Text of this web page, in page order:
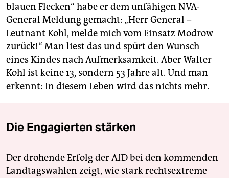
blauen Flecken“ habe er dem unfähigen NVA-
General Meldung gemacht: „Herr General –
Leutnant Kohl, melde mich vom Einsatz Modrow
zurück!“ Man liest das und spürt den Wunsch
eines Kindes nach Aufmerksamkeit. Aber Walter
Kohl ist keine 13, sondern 53 Jahre alt. Und man
erkennt: In diesem Leben wird das nichts mehr.
Die Engagierten stärken
Der drohende Erfolg der AfD bei den kommenden
Landtagswahlen zeigt, wie stark rechtsextreme